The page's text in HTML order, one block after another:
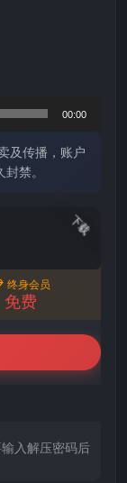
00:00
及传播，账户
禁。
下载
终身会员
免费
入解压密码后